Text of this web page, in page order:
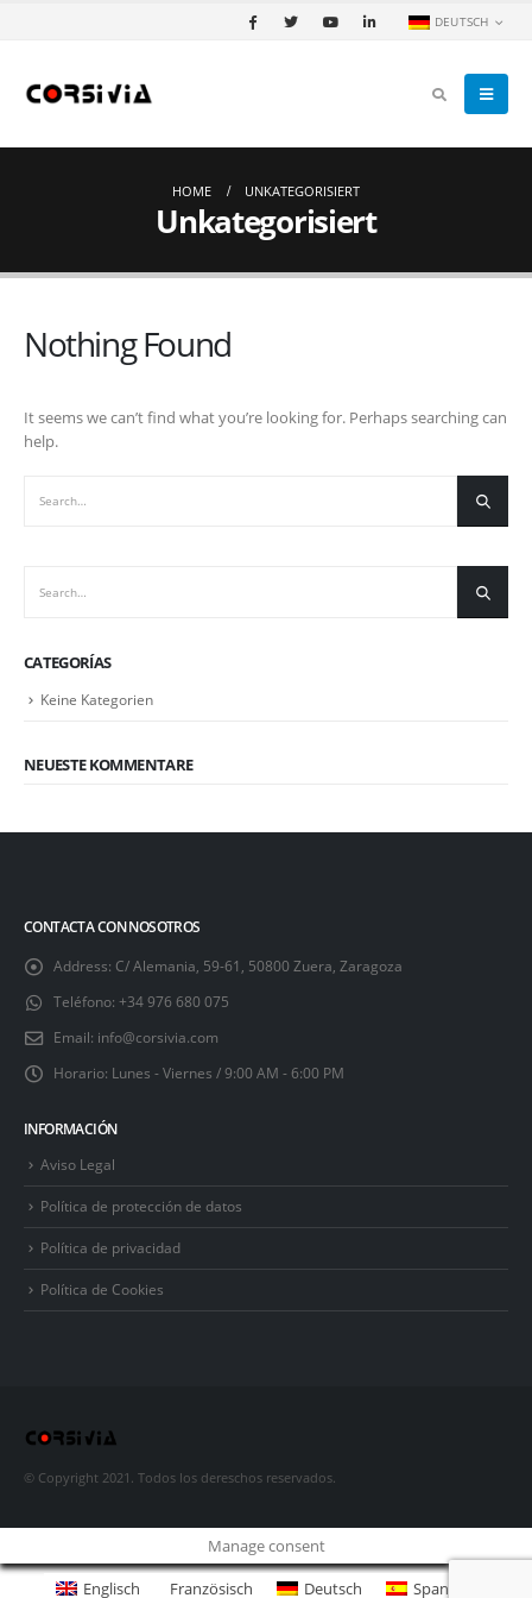
DEUTSCH
HOME UNKATEGORISIERT
Unkategorisiert
Nothing Found
It seems we can’t find what you’re looking for. Perhaps searching can
help.
CATEGORÍAS
Keine Kategorien
NEUESTE KOMMENTARE
CONTACTA CON NOSOTROS
Address: C/ Alemania, 59-61, 50800 Zuera, Zaragoza
Teléfono: +34 976 680 075
Email: info@corsivia.com
Horario: Lunes - Viernes / 9:00 AM - 6:00 PM
INFORMACIÓN
Aviso Legal
Política de protección de datos
Política de privacidad
Política de Cookies
© Copyright 2021. Todos los dereschos reservados.
Manage consent
Englisch
Französisch Deutsch Spanisch